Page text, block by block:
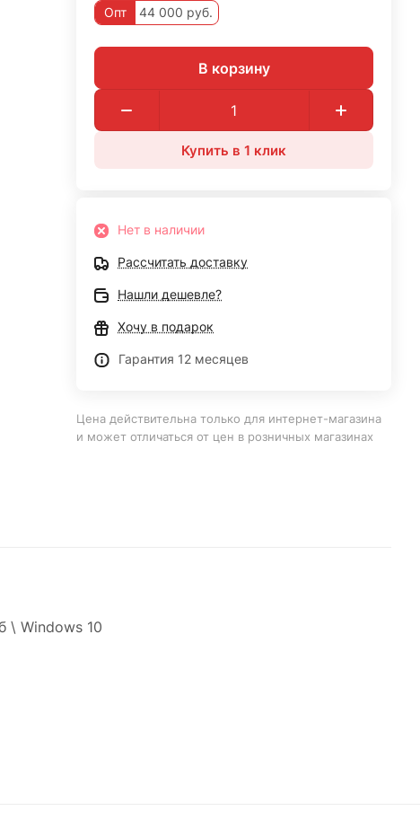
Опт 44 000 руб.
В корзину
Купить в 1 клик
Нет в наличии
Рассчитать доставку
Нашли дешевле?
Хочу в подарок
Гарантия 12 месяцев
Цена действительна только для интернет-магазина
и может отличаться от цен в розничных магазинах
\ Windows 10